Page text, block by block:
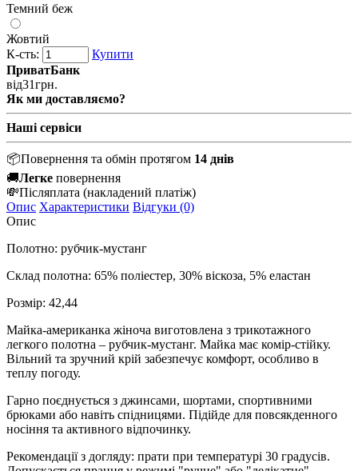
Темний беж
Жовтий
К-сть:
Купити
ПриватБанк
від31грн.
Як ми доставляємо?
Наші сервіси
📦Повернення та обмін протягом 14 днів
🚚Легке повернення
💸Післяплата (накладений платіж)
Опис Характеристики Відгуки (0)
Опис
Полотно: рубчик-мустанг
Склад полотна: 65% поліестер, 30% віскоза, 5% еластан
Розмір: 42,44
Майка-американка жіноча виготовлена з трикотажного
легкого полотна – рубчик-мустанг. Майка має комір-стійку.
Вільний та зручний крій забезпечує комфорт, особливо в
теплу погоду.
Гарно поєднується з джинсами, шортами, спортивними
брюками або навіть спідницями. Підійде для повсякденного
носіння та активного відпочинку.
Рекомендації з догляду: прати при температурі 30 градусів.